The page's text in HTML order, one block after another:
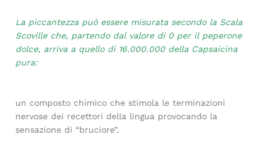
La piccantezza può essere misurata secondo la Scala
Scoville che, partendo dal valore di 0 per il peperone
dolce, arriva a quello di 16.000.000 della Capsaicina
pura:
un composto chimico che stimola le terminazioni
nervose dei recettori della lingua provocando la
sensazione di “bruciore”.